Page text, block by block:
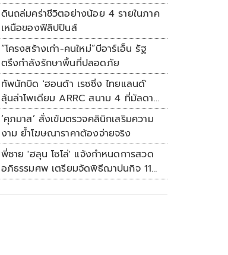
ดินถล่มคร่าชีวิตอย่างน้อย 4 รายในภาค
เหนือของฟิลิปปินส์
“โครงสร้างเก่า-คนใหม่”บีอาร์เอ็น รัฐ
ตรึงกำลังรักษาพื้นที่ปลอดภัย
ทัพนักบิด 'ฮอนด้า เรซซิ่ง ไทยแลนด์'
ลุ้นล่าโพเดียม ARRC สนาม 4 ที่มัลดาลิ
กา
‘ศุภมาส’ สั่งเข้มตรวจคลินิกเสริมความ
งาม ย้ำโฆษณาราคาต้องจ่ายจริง
พี่ชาย 'ฮลุน โซโล่' แจ้งกำหนดการสวด
อภิธรรมศพ เตรียมจัดพิธีฌาปนกิจ 11
ส.ค.